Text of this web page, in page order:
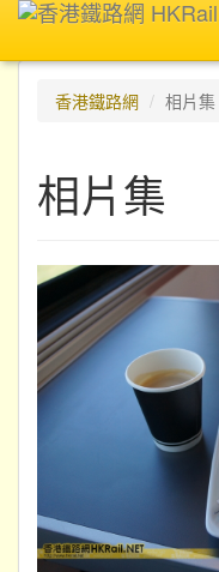
香港鐵路網
相片集
相片集